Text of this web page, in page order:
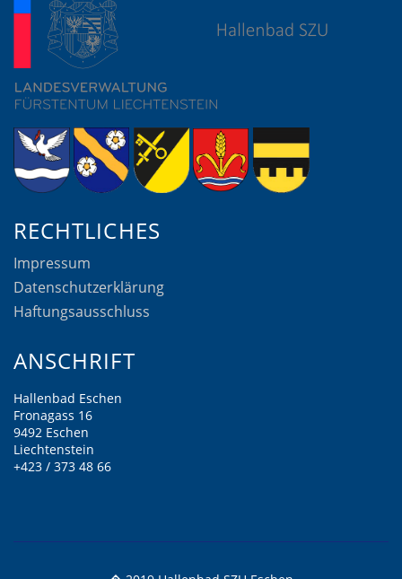
RECHTLICHES
Impressum
Datenschutzerklärung
Haftungsausschluss
ANSCHRIFT
Hallenbad Eschen
Fronagass 16
9492 Eschen
Liechtenstein
+423 / 373 48 66